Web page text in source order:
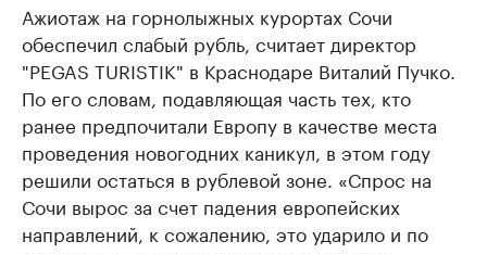
Ажиотаж на горнолыжных курортах Сочи
обеспечил слабый рубль, считает директор
"PEGAS TURISTIK" в Краснодаре Виталий Пучко.
По его словам, подавляющая часть тех, кто
ранее предпочитали Европу в качестве места
проведения новогодних каникул, в этом году
решили остаться в рублевой зоне. «Спрос на
Сочи вырос за счет падения европейских
направлений, к сожалению, это ударило и по